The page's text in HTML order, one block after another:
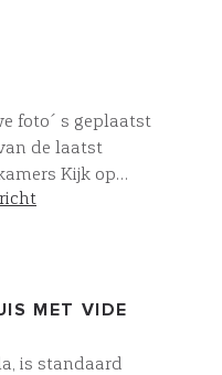
het daglicht
dringt. Een
mooi en
MVW07 -
foto´s geplaatst
de laatst
Kijk op
en selecteer
MET VIDE
is standaard